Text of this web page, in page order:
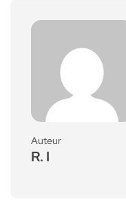
Auteur
R. I